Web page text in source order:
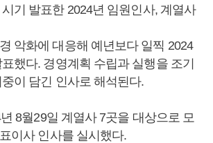
기 발표한 2024년 임원인사, 계열사
악화에 대응해 예년보다 일찍 2024
했다. 경영계획 수립과 실행을 조기
이 담긴 인사로 해석된다.
8월29일 계열사 7곳을 대상으로 모
이사 인사를 실시했다.